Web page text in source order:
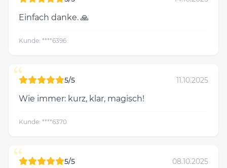
Einfach danke. 🙏
Kunde: ****6396
“ 5/5 11.10.2025
Wie immer: kurz, klar, magisch!
Kunde: ****6370
“ 5/5 08.10.2025